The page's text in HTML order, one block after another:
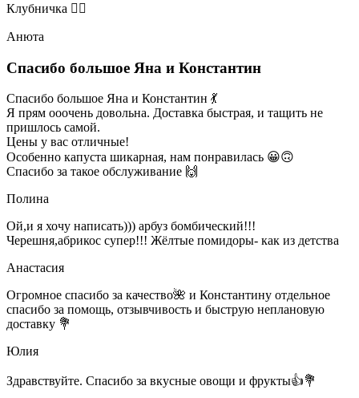
Клубничка 👍🏻
Анюта
Спасибо большое Яна и Константин
Спасибо большое Яна и Константин 💃
Я прям ооочень довольна. Доставка быстрая, и тащить не
пришлось самой.
Цены у вас отличные!
Особенно капуста шикарная, нам понравилась 😀🙃
Спасибо за такое обслуживание 🙌
Полина
Ой,и я хочу написать))) арбуз бомбический!!!
Черешня,абрикос супер!!! Жёлтые помидоры- как из детства
Анастасия
Огромное спасибо за качество🌺 и Константину отдельное
спасибо за помощь, отзывчивость и быструю неплановую
доставку 💐
Юлия
Здравствуйте. Спасибо за вкусные овощи и фрукты👍💐